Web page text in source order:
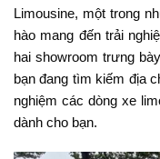
Limousine, một trong
hào mang đến trải
hai showroom trưng
bạn đang tìm kiếm địa
nghiệm các dòng xe
dành cho bạn.